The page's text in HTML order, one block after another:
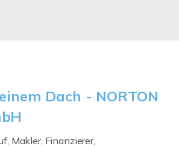
Dach - NORTON
Makler, Finanzierer,